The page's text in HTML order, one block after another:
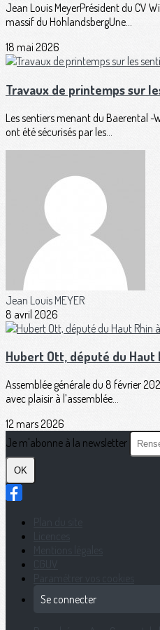
Jean Louis MeyerPrésident du CV
massif du HohlandsbergUne...
18 mai 2026
Travaux de printemps sur
Les sentiers menant du Baerental
ont été sécurisés par les...
Jean Louis MEYER
8 avril 2026
Hubert Ott, député du Haut
Assemblée générale du 8 février
avec plaisir à l’assemblée...
12 mars 2026
Je m'abonne à la newsletter
OK
Se connecter